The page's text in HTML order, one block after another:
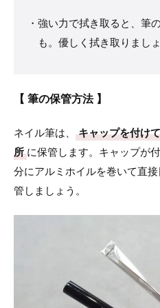
強い力で拭き取ると、筆
も。優しく拭き取りまし
【 筆の保管方法 】
ネイル筆は、
キャップを付け
所 に保管します。キャップが
分にアルミホイルを巻いて直
管しましょう。